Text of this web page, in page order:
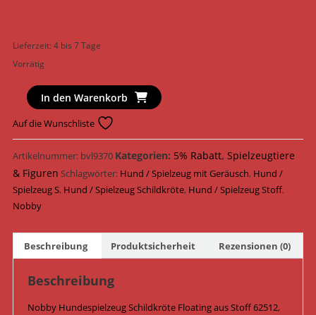
Lieferzeit:4 bis 7 Tage
Vorrätig
Nobby
Hundespielzeug
Schildkröte
Floating
Stoff
25,5
cm
62512
In den Warenkorb
Auf die Wunschliste
Artikelnummer: bvl9370 Kategorien: 5% Rabatt, Spielzeugtiere
& Figuren Schlagwörter: Hund / Spielzeug mit Geräusch, Hund /
Spielzeug S, Hund / Spielzeug Schildkröte, Hund / Spielzeug Stoff,
Nobby
Beschreibung Produktsicherheit Rezensionen (0)
Beschreibung
Nobby Hundespielzeug Schildkröte Floating aus Stoff 62512,